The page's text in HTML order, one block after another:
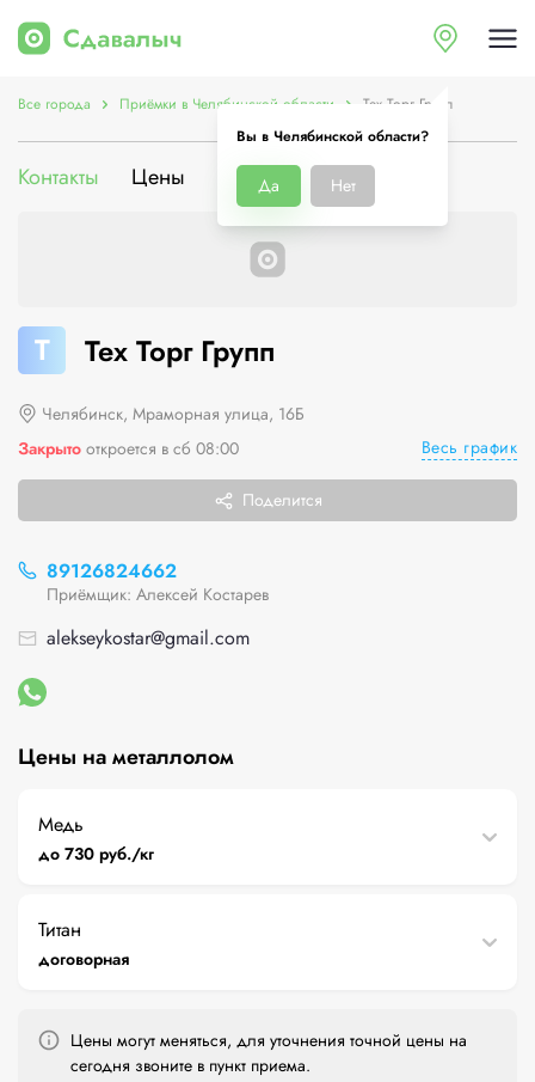
Вы в Челябинской области?
Да Нет
Все города Приёмки в Челябинской области Тех Торг Групп
Контакты Цены Услуги О компании
Т Тех Торг Групп
Челябинск, Мраморная улица, 16Б
Закрыто откроется в сб 08:00 Весь график
Поделится
89126824662
Приёмщик: Алексей Костарев
alekseykostar@gmail.com
Цены на металлолом
Медь
до 730 руб./кг
Титан
договорная
Цены могут меняться, для уточнения точной цены на
сегодня звоните в пункт приема.